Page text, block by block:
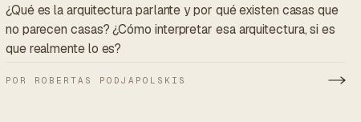
¿Qué es la arquitectura parlante y por qué existen casas que
no parecen casas? ¿Cómo interpretar esa arquitectura, si es
que realmente lo es?
POR ROBERTAS PODJAPOLSKIS